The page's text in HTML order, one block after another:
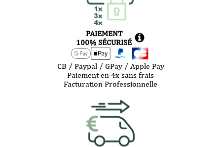
PAIEMENT
100% SÉCURISÉ
CB / Paypal / GPay / Apple Pay
Paiement en 4x sans frais
Facturation Professionnelle